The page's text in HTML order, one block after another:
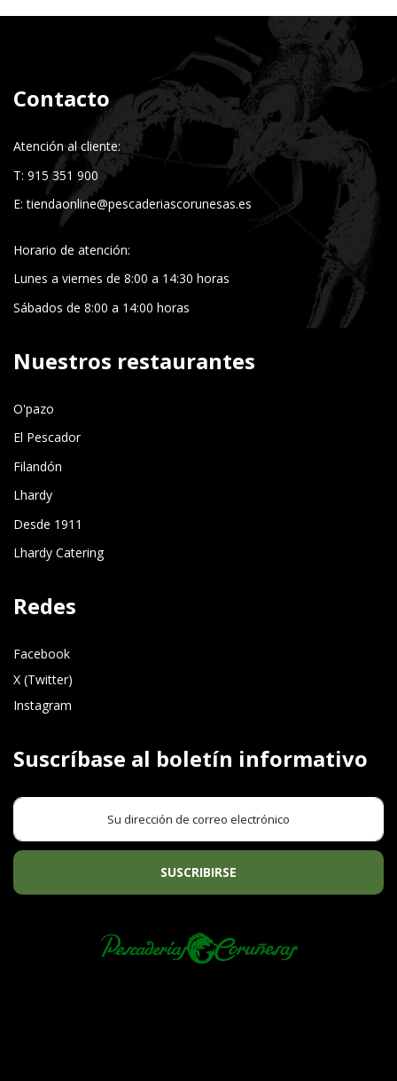
Contacto
Atención al cliente:
T: 915 351 900
E:tiendaonline@pescaderiascorunesas.es
Horario de atención:
Lunes a viernes de 8:00 a 14:30 horas
Sábados de 8:00 a 14:00 horas
Nuestros restaurantes
O'pazo
El Pescador
Filandón
Lhardy
Desde 1911
Lhardy Catering
Redes
Facebook
X (Twitter)
Instagram
Suscríbase al boletín informativo
SUSCRIBIRSE